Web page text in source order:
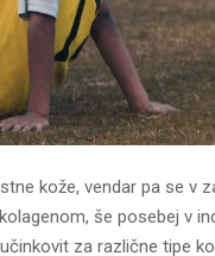
kože, vendar pa se v
še posebej v
za različne tipe